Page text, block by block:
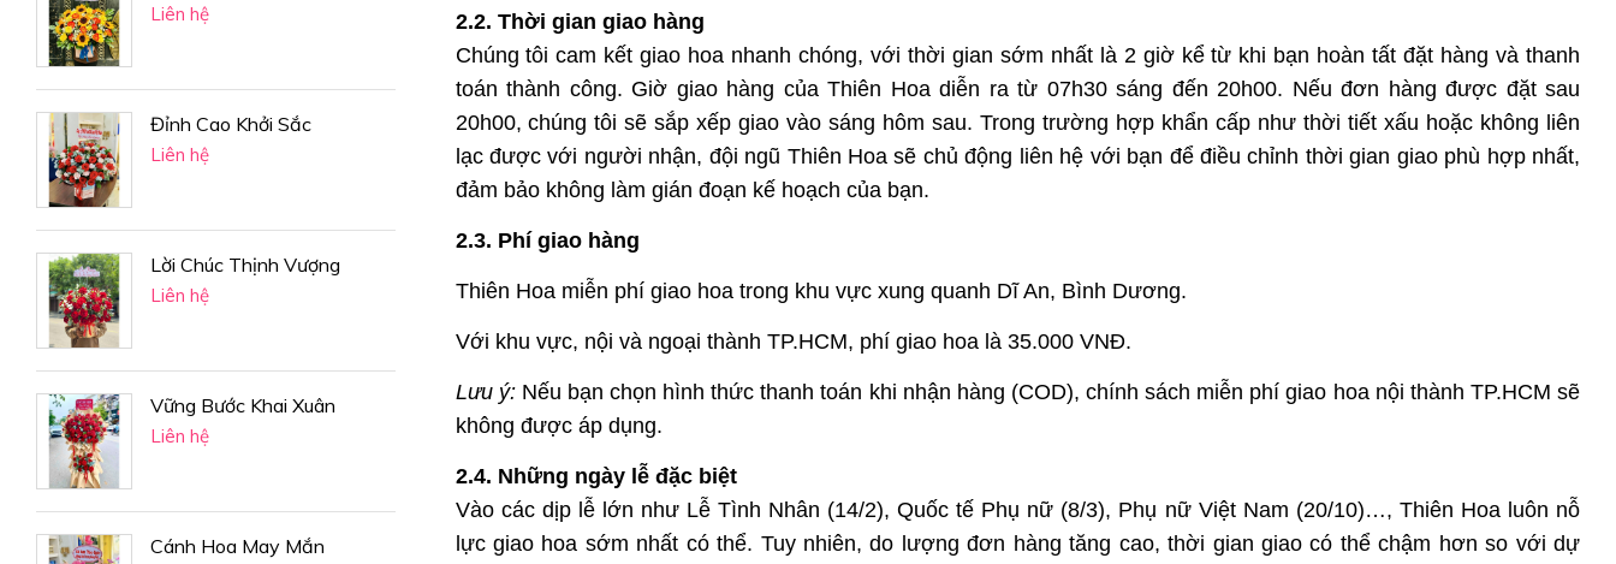
2.2. Thời gian giao hàng
Chúng tôi cam kết giao hoa nhanh chóng, với thời gian sớm nhất là 2 giờ kể từ khi bạn hoàn tất đặt hàng và thanh
toán thành công. Giờ giao hàng của Thiên Hoa diễn ra từ 07h30 sáng đến 20h00. Nếu đơn hàng được đặt sau
20h00, chúng tôi sẽ sắp xếp giao vào sáng hôm sau. Trong trường hợp khẩn cấp như thời tiết xấu hoặc không liên
lạc được với người nhận, đội ngũ Thiên Hoa sẽ chủ động liên hệ với bạn để điều chỉnh thời gian giao phù hợp nhất,
đảm bảo không làm gián đoạn kế hoạch của bạn.
2.3. Phí giao hàng
Thiên Hoa miễn phí giao hoa trong khu vực xung quanh Dĩ An, Bình Dương.
Với khu vực, nội và ngoại thành TP.HCM, phí giao hoa là 35.000 VNĐ.
Lưu ý:Nếu bạn chọn hình thức thanh toán khi nhận hàng (COD), chính sách miễn phí giao hoa nội thành TP.HCM sẽ
không được áp dụng.
2.4. Những ngày lễ đặc biệt
Vào các dịp lễ lớn như Lễ Tình Nhân (14/2), Quốc tế Phụ nữ (8/3), Phụ nữ Việt Nam (20/10)…, Thiên Hoa luôn nỗ
lực giao hoa sớm nhất có thể. Tuy nhiên, do lượng đơn hàng tăng cao, thời gian giao có thể chậm hơn so với dự
Liên hệ
Đỉnh Cao Khởi Sắc
Liên hệ
Lời Chúc Thịnh Vượng
Liên hệ
Vững Bước Khai Xuân
Liên hệ
Cánh Hoa May Mắn